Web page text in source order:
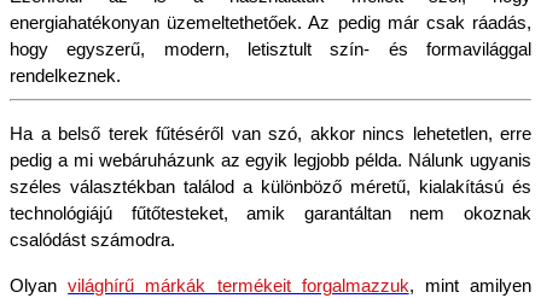
energiahatékonyan üzemeltethetőek. Az pedig már csak ráadás,
hogy egyszerű, modern, letisztult szín- és formavilággal
rendelkeznek.
Ha a belső terek fűtéséről van szó, akkor nincs lehetetlen, erre
pedig a mi webáruházunk az egyik legjobb példa. Nálunk ugyanis
széles választékban találod a különböző méretű, kialakítású és
technológiájú fűtőtesteket, amik garantáltan nem okoznak
csalódást számodra.
Olyan világhírű márkák termékeit forgalmazzuk, mint amilyen